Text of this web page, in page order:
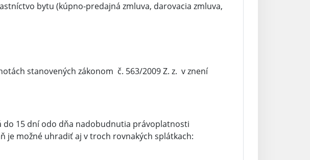
bytu (kúpno-predajná zmluva, darovacia zmluva,
stanovených zákonom č. 563/2009 Z. z. v znení
15 dní odo dňa nadobudnutia právoplatnosti
je možné uhradiť aj v troch rovnakých splátkach: